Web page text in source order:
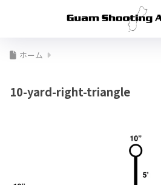
ホーム
10-yard-right-triangle